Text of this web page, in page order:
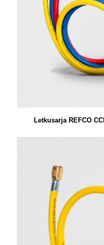
Letkusarja REFCO